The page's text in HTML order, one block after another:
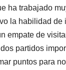
ha trabajado
la habilidad de
empate de
partidos
puntos para